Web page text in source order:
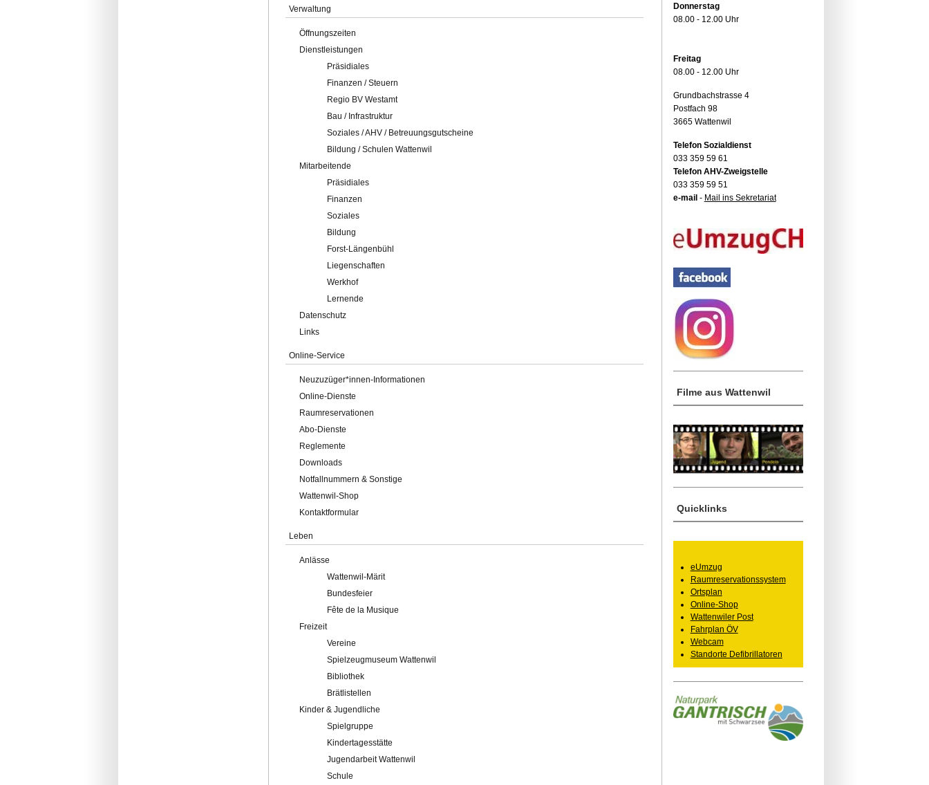
Verwaltung
Öffnungszeiten
Dienstleistungen
Präsidiales
Finanzen / Steuern
Regio BV Westamt
Bau / Infrastruktur
Soziales / AHV / Betreuungsgutscheine
Bildung / Schulen Wattenwil
Mitarbeitende
Präsidiales
Finanzen
Soziales
Bildung
Forst-Längenbühl
Liegenschaften
Werkhof
Lernende
Datenschutz
Links
Online-Service
Neuzuzüger*innen-Informationen
Online-Dienste
Raumreservationen
Abo-Dienste
Reglemente
Downloads
Notfallnummern & Sonstige
Wattenwil-Shop
Kontaktformular
Leben
Anlässe
Wattenwil-Märit
Bundesfeier
Fête de la Musique
Freizeit
Vereine
Spielzeugmuseum Wattenwil
Bibliothek
Brätlistellen
Kinder & Jugendliche
Spielgruppe
Kindertagesstätte
Jugendarbeit Wattenwil
Schule
Donnerstag
08.00 - 12.00 Uhr
Freitag
08.00 - 12.00 Uhr
Grundbachstrasse 4
Postfach 98
3665 Wattenwil
Telefon Sozialdienst
033 359 59 61
Telefon AHV-Zweigstelle
033 359 59 51
e-mail - Mail ins Sekretariat
Filme aus Wattenwil
Quicklinks
eUmzug
Raumreservationssystem
Ortsplan
Online-Shop
Wattenwiler Post
Fahrplan ÖV
Webcam
Standorte Defibrillatoren